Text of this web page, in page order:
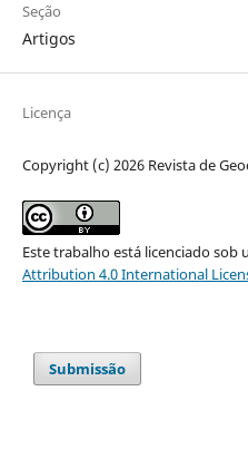
Seção
Artigos
Licença
Copyright (c) 2026 Revista de
Este trabalho está licenciado sob
Attribution 4.0 International
Submissão